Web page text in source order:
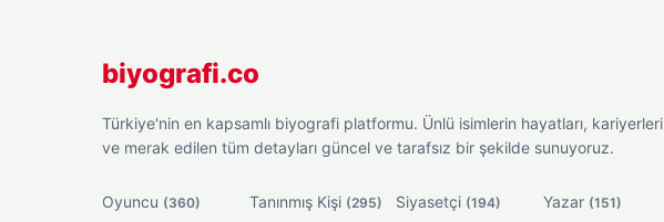
biyografi.co
Türkiye'nin en kapsamlı biyografi platformu. Ünlü isimlerin hayatları, kariyerleri
ve merak edilen tüm detayları güncel ve tarafsız bir şekilde sunuyoruz.
Oyuncu (360) Tanınmış Kişi (295) Siyasetçi (194) Yazar (151)